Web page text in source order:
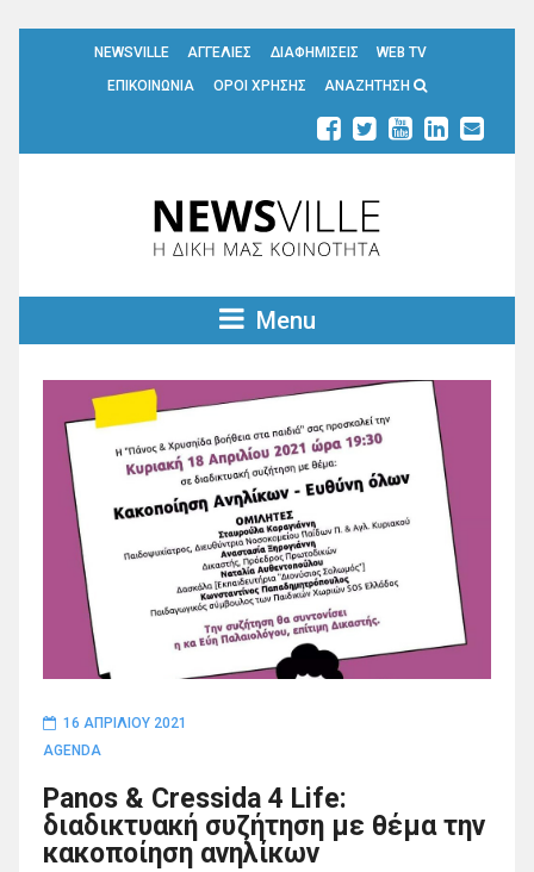
NEWSVILLE ΑΓΓΕΛΙΕΣ ΔΙΑΦΗΜΙΣΕΙΣ
WEB TV
ΕΠΙΚΟΙΝΩΝΙΑ
ΟΡΟΙ ΧΡΗΣΗΣ ΑΝΑΖΗΤΗΣΗ
Menu
16 ΑΠΡΙΛΊΟΥ 2021
AGENDA
Panos & Cressida 4 Life:
διαδικτυακή συζήτηση με θέμα την
κακοποίηση ανηλίκων